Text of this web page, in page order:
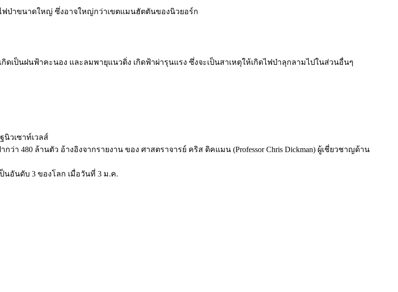
ฟป่าขนาดใหญ่ ซึ่งอาจใหญ่กว่าเขตแมนฮัตตันของนิวยอร์ก
เป็นฝนฟ้าคะนอง และลมพายุแนวดิ่ง เกิดฟ้าผ่ารุนแรง ซึ่งจะเป็นสาเหตุให้เกิดไฟป่าลุกลามไปในส่วนอื่นๆ
นิวเซาท์เวลส์
า 480 ล้านตัว อ้างอิงจากรายงาน ของ ศาสตราจารย์ คริส ดิคแมน (Professor Chris Dickman) ผู้เชี่ยวชาญด้าน
นอันดับ 3 ของโลก เมื่อวันที่ 3 ม.ค.